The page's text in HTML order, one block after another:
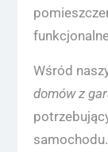
Wśród
domów z